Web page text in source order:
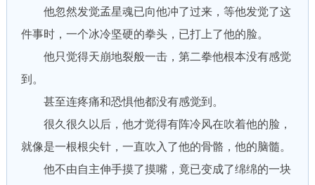
他忽然发觉孟星魂已向他冲了过来，等他发觉了这
件事时，一个冰冷坚硬的拳头，已打上了他的脸。
他只觉得天崩地裂般一击，第二拳他根本没有感觉
到。
甚至连疼痛和恐惧他都没有感觉到。
很久很久以后，他才觉得有阵冷风在吹着他的脸，
就像是一根根尖针，一直吹入了他的骨骼，他的脑髓。
他不由自主伸手摸了摸嘴，竟已变成了绵绵的一块